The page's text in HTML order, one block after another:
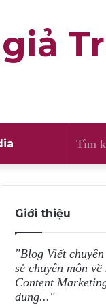
Giới thiệu
"Blog Viết
sẻ chuyên môn
Content
dung..."